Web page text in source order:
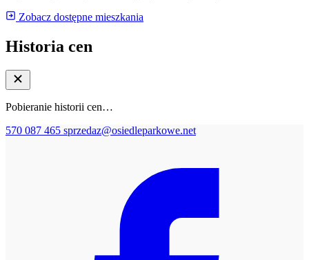
Zobacz dostępne mieszkania
Historia cen
Pobieranie historii cen…
570 087 465 sprzedaz@osiedleparkowe.net